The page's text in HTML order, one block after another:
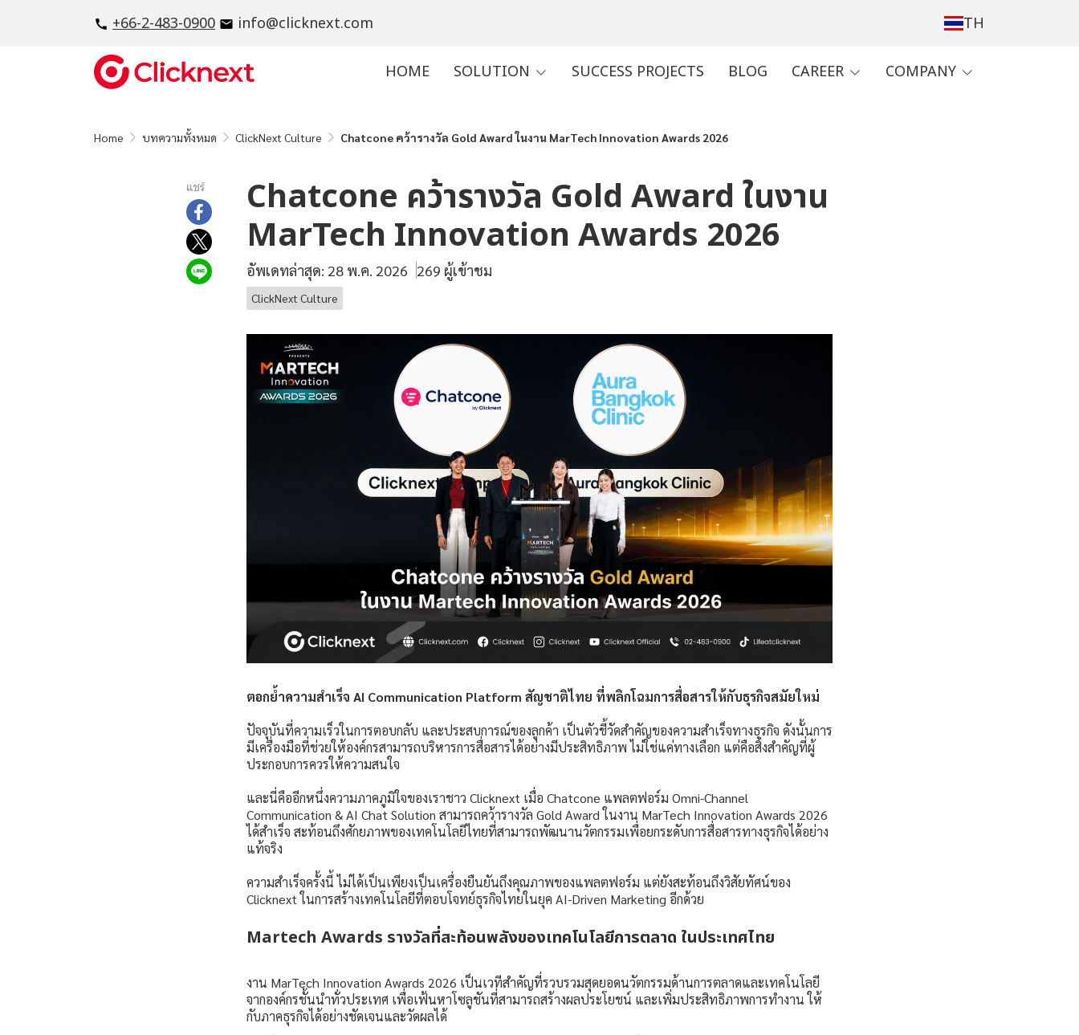
+66-2-483-0900 info@clicknext.com TH
HOME SOLUTION SUCCESS PROJECTS BLOG CAREER COMPANY
Home บทความทั้งหมด ClickNext Culture Chatcone คว้ารางวัล Gold Award ในงาน MarTech Innovation Awards 2026
แชร์
Chatcone คว้ารางวัล Gold Award ในงาน
MarTech Innovation Awards 2026
อัพเดทล่าสุด: 28 พ.ค. 2026 269 ผู้เข้าชม
ClickNext Culture
ตอกย้ำความสำเร็จ AI Communication Platform สัญชาติไทย ที่พลิกโฉมการสื่อสารให้กับธุรกิจสมัยใหม่
ปัจจุบันที่ความเร็วในการตอบกลับ และประสบการณ์ของลูกค้า เป็นตัวชี้วัดสำคัญของความสำเร็จทางธุรกิจ ดังนั้นการ
มีเครื่องมือที่ช่วยให้องค์กรสามารถบริหารการสื่อสารได้อย่างมีประสิทธิภาพ ไม่ใช่แค่ทางเลือก แต่คือสิ่งสำคัญที่ผู้
ประกอบการควรให้ความสนใจ
และนี่คืออีกหนึ่งความภาคภูมิใจของเราชาว Clicknext เมื่อ Chatcone แพลตฟอร์ม Omni-Channel
Communication & AI Chat Solution สามารถคว้ารางวัล Gold Award ในงาน MarTech Innovation Awards 2026
ได้สำเร็จ สะท้อนถึงศักยภาพของเทคโนโลยีไทยที่สามารถพัฒนานวัตกรรมเพื่อยกระดับการสื่อสารทางธุรกิจได้อย่าง
แท้จริง
ความสำเร็จครั้งนี้ ไม่ได้เป็นเพียงเป็นเครื่องยืนยันถึงคุณภาพของแพลตฟอร์ม แต่ยังสะท้อนถึงวิสัยทัศน์ของ
Clicknext ในการสร้างเทคโนโลยีที่ตอบโจทย์ธุรกิจไทยในยุค AI-Driven Marketing อีกด้วย
Martech Awards รางวัลที่สะท้อนพลังของเทคโนโลยีการตลาด ในประเทศไทย
งาน MarTech Innovation Awards 2026 เป็นเวทีสำคัญที่รวบรวมสุดยอดนวัตกรรมด้านการตลาดและเทคโนโลยี
จากองค์กรชั้นนำทั่วประเทศ เพื่อเฟ้นหาโซลูชันที่สามารถสร้างผลประโยชน์ และเพิ่มประสิทธิภาพการทำงาน ให้
กับภาคธุรกิจได้อย่างชัดเจนและวัดผลได้